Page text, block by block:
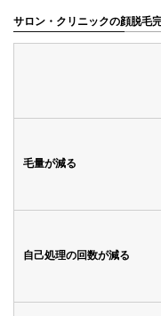
サロン・クリニックの顔脱毛
毛量が減る
自己処理の回数が減る